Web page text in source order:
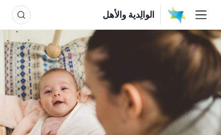
الوالِدية والأهل